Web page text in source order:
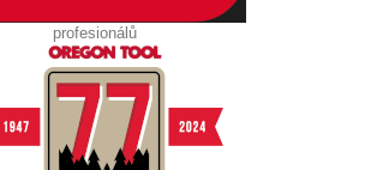
profesionálů